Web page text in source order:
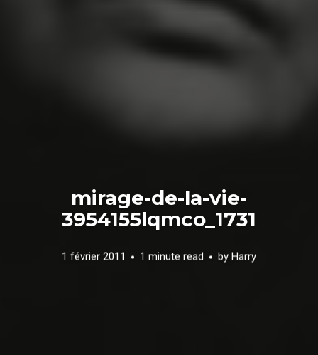
mirage-de-la-vie-
3954155lqmco_1731
1 février 2011 1 minute read by Harry